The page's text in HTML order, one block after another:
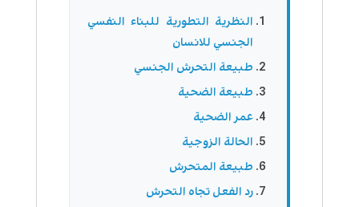
النظرية التطورية للبناء النفسي
الجنسي للانسان
طبيعة التحرش الجنسي
طبيعة الضحية
عمر الضحية
الحالة الزوجية
طبيعة المتحرش
رد الفعل تجاه التحرش